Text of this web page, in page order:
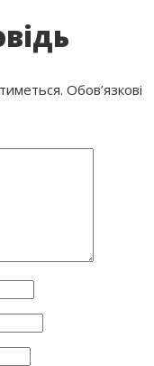
Обов’язкові